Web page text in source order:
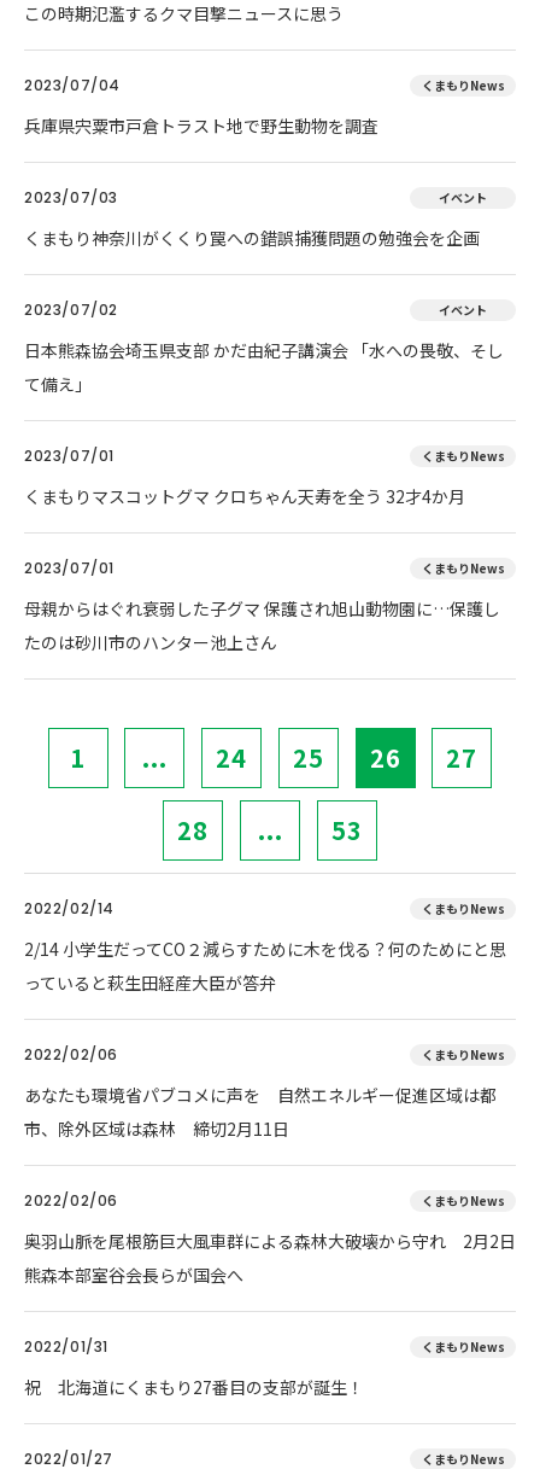
この時期氾濫するクマ目撃ニュースに思う
2023/07/04 くまもりNews
兵庫県宍粟市戸倉トラスト地で野生動物を調査
2023/07/03 イベント
くまもり神奈川がくくり罠への錯誤捕獲問題の勉強会を企画
2023/07/02 イベント
日本熊森協会埼玉県支部 かだ由紀子講演会 「水への畏敬、そし
て備え」
2023/07/01 くまもりNews
くまもりマスコットグマ クロちゃん天寿を全う 32才4か月
2023/07/01 くまもりNews
母親からはぐれ衰弱した子グマ 保護され旭山動物園に…保護し
たのは砂川市のハンター池上さん
1 ... 24 25 26 27
28 ... 53
2022/02/14 くまもりNews
2/14 小学生だってCO２減らすために木を伐る？何のためにと思
っていると萩生田経産大臣が答弁
2022/02/06 くまもりNews
あなたも環境省パブコメに声を 自然エネルギー促進区域は都
市、除外区域は森林 締切2月11日
2022/02/06 くまもりNews
奥羽山脈を尾根筋巨大風車群による森林大破壊から守れ 2月2日
熊森本部室谷会長らが国会へ
2022/01/31 くまもりNews
祝 北海道にくまもり27番目の支部が誕生！
2022/01/27 くまもりNews